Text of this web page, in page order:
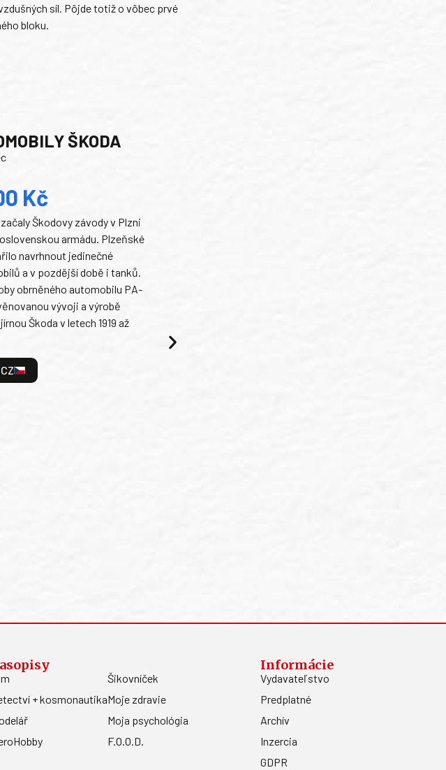
síl. Pôjde totiž o vôbec prvé
bloku.
ŠKODA
Kč
Škodovy závody v Plzni
armádu. Plzeňské
navrhnout jedinečné
a v pozdější době i tanků.
obrněného automobilu PA-
vývoji a výrobě
Škoda v letech 1919 až
+ kosmonautika
Šikovníček
Moje zdravie
Moja psychológia
F.O.O.D.
Informácie
Vydavateľstvo
Predplatné
Archív
Inzercia
GDPR